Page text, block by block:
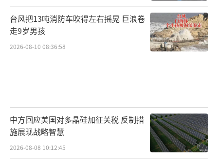
台风把13吨消防车吹得左右摇晃 巨浪卷
走9岁男孩
2026-08-10 08:36:58
中方回应美国对多晶硅加征关税 反制措
施展现战略智慧
2026-08-08 10:12:45